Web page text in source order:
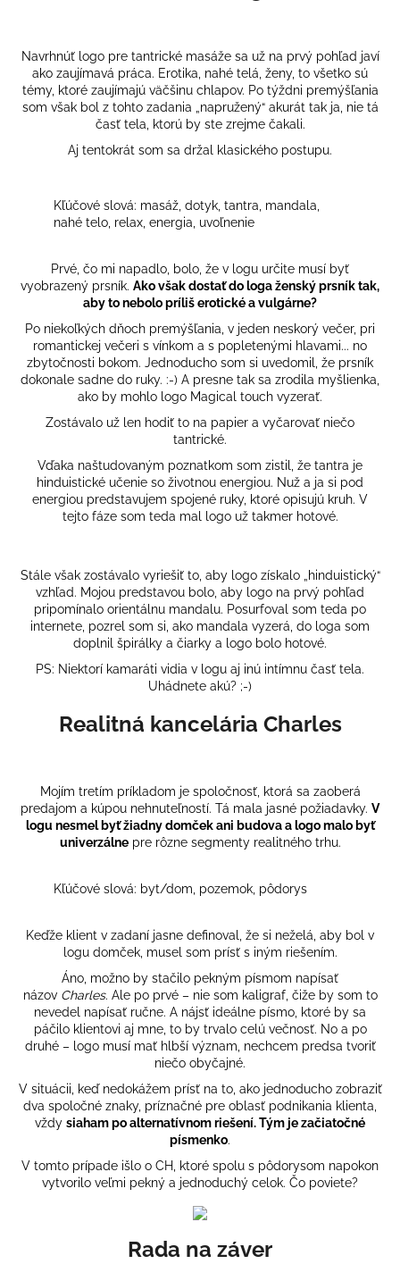
Navrhnúť logo pre tantrické masáže sa už na prvý pohľad javí
ako zaujímavá práca. Erotika, nahé telá, ženy, to všetko sú
témy, ktoré zaujímajú väčšinu chlapov. Po týždni premýšľania
som však bol z tohto zadania „napružený“ akurát tak ja, nie tá
časť tela, ktorú by ste zrejme čakali.
Aj tentokrát som sa držal klasického postupu.
Kľúčové slová: masáž, dotyk, tantra, mandala,
nahé telo, relax, energia, uvoľnenie
Prvé, čo mi napadlo, bolo, že v logu určite musí byť
vyobrazený prsník. Ako však dostať do loga ženský prsník tak,
aby to nebolo príliš erotické a vulgárne?
Po niekoľkých dňoch premýšľania, v jeden neskorý večer, pri
romantickej večeri s vínkom a s popletenými hlavami... no
zbytočnosti bokom. Jednoducho som si uvedomil, že prsník
dokonale sadne do ruky. :-) A presne tak sa zrodila myšlienka,
ako by mohlo logo Magical touch vyzerať.
Zostávalo už len hodiť to na papier a vyčarovať niečo
tantrické.
Vďaka naštudovaným poznatkom som zistil, že tantra je
hinduistické učenie so životnou energiou. Nuž a ja si pod
energiou predstavujem spojené ruky, ktoré opisujú kruh. V
tejto fáze som teda mal logo už takmer hotové.
Stále však zostávalo vyriešiť to, aby logo získalo „hinduistický“
vzhľad. Mojou predstavou bolo, aby logo na prvý pohľad
pripomínalo orientálnu mandalu. Posurfoval som teda po
internete, pozrel som si, ako mandala vyzerá, do loga som
doplnil špirálky a čiarky a logo bolo hotové.
PS: Niektorí kamaráti vidia v logu aj inú intímnu časť tela.
Uhádnete akú? ;-)
Realitná kancelária Charles
Mojím tretím príkladom je spoločnosť, ktorá sa zaoberá
predajom a kúpou nehnuteľností. Tá mala jasné požiadavky. V
logu nesmel byť žiadny domček ani budova a logo malo byť
univerzálne pre rôzne segmenty realitného trhu.
Kľúčové slová: byt/dom, pozemok, pôdorys
Keďže klient v zadaní jasne definoval, že si neželá, aby bol v
logu domček, musel som prísť s iným riešením.
Áno, možno by stačilo pekným písmom napísať
názov Charles. Ale po prvé – nie som kaligraf, čiže by som to
nevedel napísať ručne. A nájsť ideálne písmo, ktoré by sa
páčilo klientovi aj mne, to by trvalo celú večnosť. No a po
druhé – logo musí mať hlbší význam, nechcem predsa tvoriť
niečo obyčajné.
V situácii, keď nedokážem prísť na to, ako jednoducho zobraziť
dva spoločné znaky, príznačné pre oblasť podnikania klienta,
vždy siaham po alternatívnom riešení. Tým je začiatočné
písmenko.
V tomto prípade išlo o CH, ktoré spolu s pôdorysom napokon
vytvorilo veľmi pekný a jednoduchý celok. Čo poviete?
Rada na záver